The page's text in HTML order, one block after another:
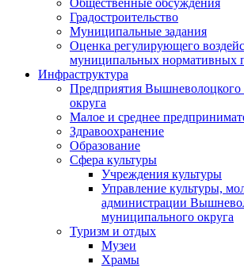
Общественные обсуждения
Градостроительство
Муниципальные задания
Оценка регулирующего
муниципальных нормативных
Инфраструктура
Предприятия
округа
Малое и среднее
Здравоохранение
Образование
Сфера культуры
Учреждения культуры
Управление культуры,
администрации
муниципального округа
Туризм и отдых
Музеи
Храмы